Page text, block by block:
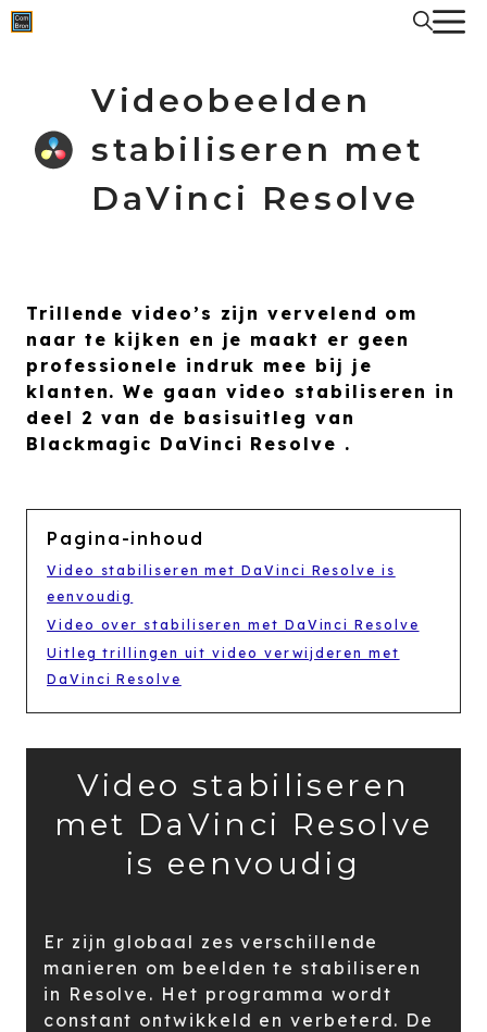
Spring
naar
Videobeelden
stabiliseren met
DaVinci Resolve
Trillende video’s zijn vervelend om
naar te kijken en je maakt er geen
professionele indruk mee bij je
klanten. We gaan video stabiliseren in
deel 2 van de basisuitleg van
Blackmagic DaVinci Resolve .
Pagina-inhoud
Video stabiliseren met DaVinci Resolve is
eenvoudig
Video over stabiliseren met DaVinci Resolve
Uitleg trillingen uit video verwijderen met
DaVinci Resolve
Video stabiliseren
met DaVinci Resolve
is eenvoudig
Er zijn globaal zes verschillende
manieren om beelden te stabiliseren
in Resolve. Het programma wordt
constant ontwikkeld en verbeterd. De